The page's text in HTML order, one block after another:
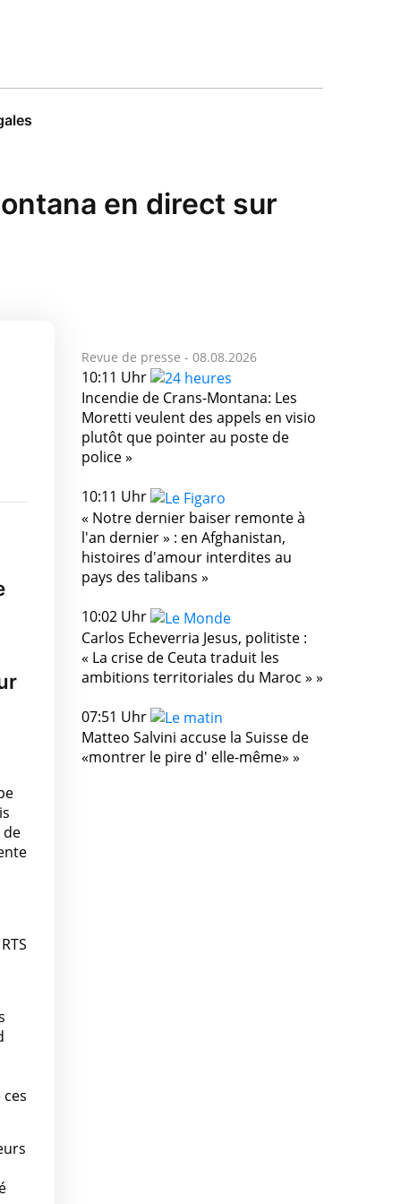
en direct sur
de
Revue de presse - 08.08.2026
10:11 Uhr
Incendie de Crans-Montana: Les
Moretti veulent des appels en visio
plutôt que pointer au poste de
police »
10:11 Uhr
« Notre dernier baiser remonte à
l'an dernier » : en Afghanistan,
histoires d'amour interdites au
pays des talibans »
10:02 Uhr
Carlos Echeverria Jesus, politiste :
« La crise de Ceuta traduit les
ambitions territoriales du Maroc » »
07:51 Uhr
Matteo Salvini accuse la Suisse de
«montrer le pire d' elle-même» »